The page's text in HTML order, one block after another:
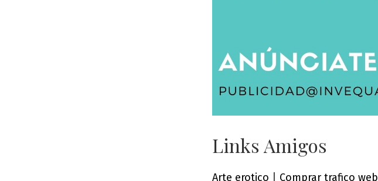
Links Amigos
Arte erotico Comprar trafico web